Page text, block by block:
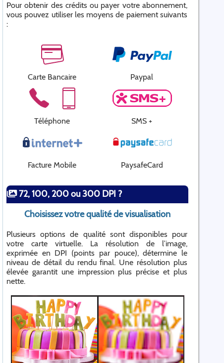
Pour obtenir des crédits ou payer votre abonnement,
vous pouvez utiliser les moyens de paiement suivants
:
Carte Bancaire Paypal
Téléphone SMS +
Facture Mobile PaysafeCard
72, 100, 200 ou 300 DPI ?
Choisissez votre qualité de visualisation
Plusieurs options de qualité sont disponibles pour
votre carte virtuelle. La résolution de l’image,
exprimée en DPI (points par pouce), détermine le
niveau de détail du rendu final. Une résolution plus
élevée garantit une impression plus précise et plus
nette.